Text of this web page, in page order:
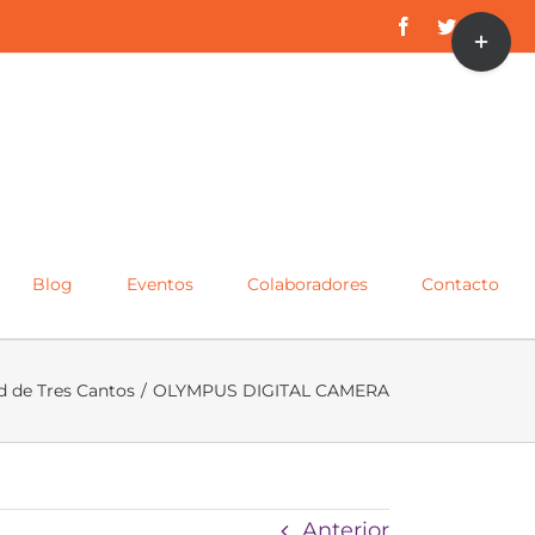
FacebookTwitter
Blog Eventos Colaboradores Contacto
de Tres Cantos / OLYMPUS DIGITAL CAMERA
Toggle
Sliding